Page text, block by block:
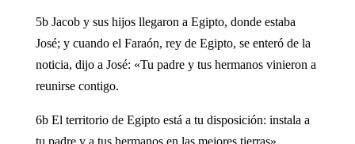
5b Jacob y sus hijos llegaron a Egipto, donde estaba
José; y cuando el Faraón, rey de Egipto, se enteró de la
noticia, dijo a José: «Tu padre y tus hermanos vinieron a
reunirse contigo.
6b El territorio de Egipto está a tu disposición: instala a
tu padre y a tus hermanos en las mejores tierras».